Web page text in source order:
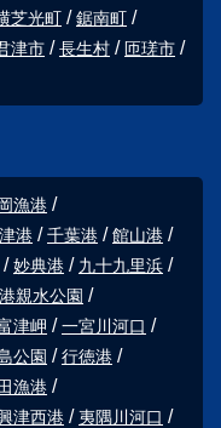
芝光町
鋸南町
津市 長生村
匝瑳市
漁港
港 千葉港
館山港
妙典港
九十九里浜
親水公園
津岬
一宮川河口
公園
行徳港
漁港
津西港
夷隅川河口